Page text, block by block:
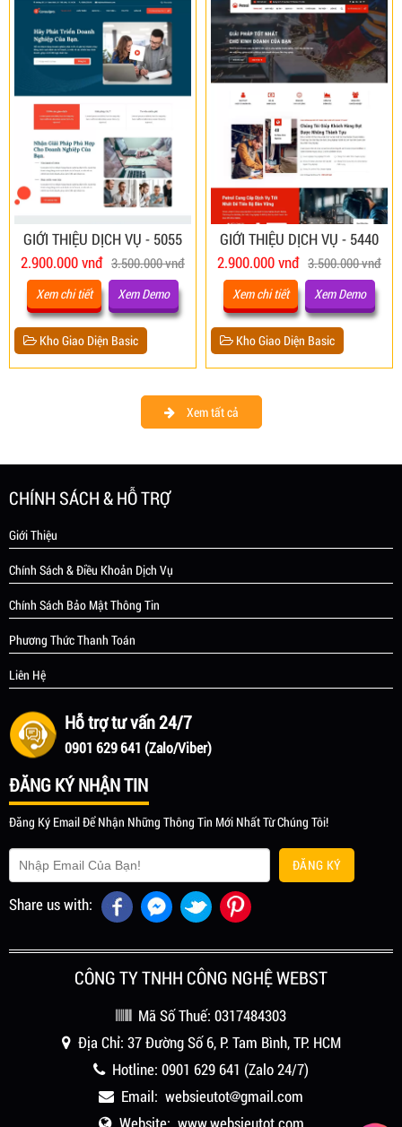
GIỚI THIỆU DỊCH VỤ - 5055
2.900.000 vnđ 3.500.000 vnđ
Xem chi tiết Xem Demo
Kho Giao Diện Basic
GIỚI THIỆU DỊCH VỤ - 5440
2.900.000 vnđ 3.500.000 vnđ
Xem chi tiết Xem Demo
Kho Giao Diện Basic
Xem tất cả
CHÍNH SÁCH & HỖ TRỢ
Giới Thiệu
Chính Sách & Điều Khoản Dịch Vụ
Chính Sách Bảo Mật Thông Tin
Phương Thức Thanh Toán
Liên Hệ
Hỗ trợ tư vấn 24/7
0901 629 641 (Zalo/Viber)
ĐĂNG KÝ NHẬN TIN
Đăng Ký Email Để Nhận Những Thông Tin Mới Nhất Từ Chúng Tôi!
ĐĂNG KÝ
Share us with:
CÔNG TY TNHH CÔNG NGHỆ WEBST
Mã Số Thuế: 0317484303
Địa Chỉ: 37 Đường Số 6, P. Tam Bình, TP. HCM
Hotline: 0901 629 641 (Zalo 24/7)
Email: websieutot gmail.com
Website: www.websieutot.com